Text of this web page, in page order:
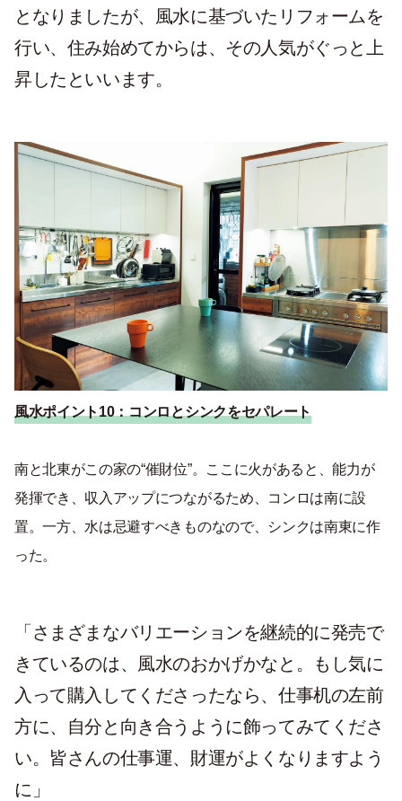
となりましたが、風水に基づいたリフォームを
行い、住み始めてからは、その人気がぐっと上
昇したといいます。
風水ポイント10：コンロとシンクをセパレート
南と北東がこの家の“催財位”。ここに火があると、能力が
発揮でき、収入アップにつながるため、コンロは南に設
置。一方、水は忌避すべきものなので、シンクは南東に作
った。
「さまざまなバリエーションを継続的に発売で
きているのは、風水のおかげかなと。もし気に
入って購入してくださったなら、仕事机の左前
方に、自分と向き合うように飾ってみてくださ
い。皆さんの仕事運、財運がよくなりますよう
に」